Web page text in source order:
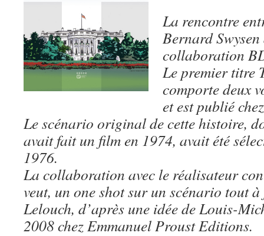
La rencontre
Bernard
collaboration
Le premier titre
comporte deux
et est publié
Le scénario original de cette histoire,
avait fait un film en 1974, avait été
1976.
La collaboration avec le réalisateur
veut, un one shot sur un scénario tout
Lelouch, d’après une idée de Louis-
2008 chez Emmanuel Proust Editions.